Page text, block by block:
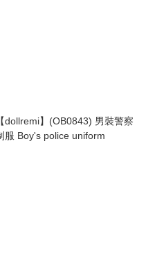
【dollremi】(OB0843) 男裝警察
制服 Boy's police uniform